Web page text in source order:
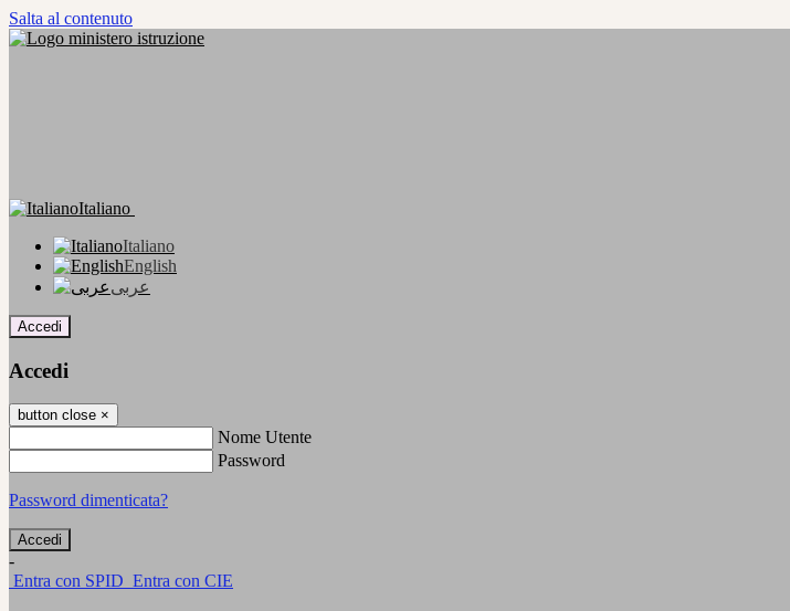
Salta al contenuto
Italiano
Italiano
English
عربى
Accedi
Accedi
button close ×
Nome Utente
Password
Password dimenticata?
-
Entra con SPID Entra con CIE